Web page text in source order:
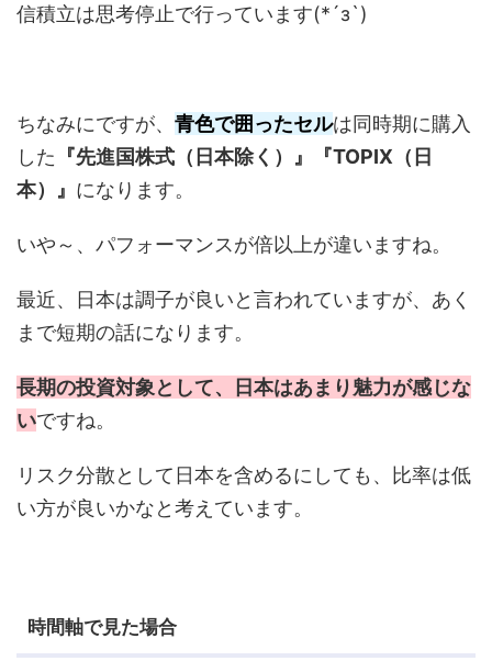
信積立は思考停止で行っています(*´з`)
ちなみにですが、 青色で囲ったセルは同時期に購入
した 『先進国株式（日本除く）』『TOPIX（日
本）』 になります。
いや～、パフォーマンスが倍以上が違いますね。
最近、日本は調子が良いと言われていますが、あく
まで短期の話になります。
長期の投資対象として、日本はあまり魅力が感じな
いですね。
リスク分散として日本を含めるにしても、比率は低
い方が良いかなと考えています。
時間軸で見た場合